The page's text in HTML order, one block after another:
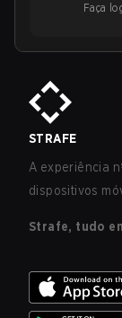
Faça
STRAFE
A experiência
dispositivos
Strafe, tudo